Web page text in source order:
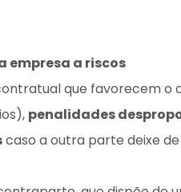
empresa a riscos
que favorecem
penalidades
caso a outra parte deixe